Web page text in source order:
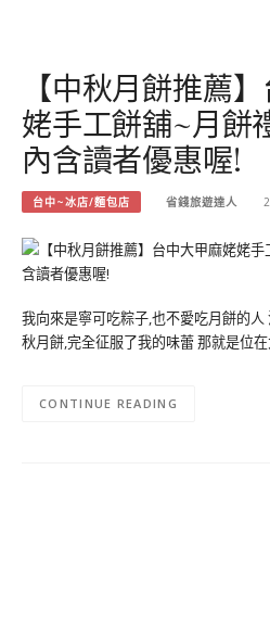
【中秋月餅推薦
姥手工餅舖~月餅
內含讀者優惠喔!
台中~冰店/麵包店 省錢旅遊達人
我向來是寧可吃粽子,也不愛吃月餅的
秋月餅,完全征服了我的味蕾 那就是位
CONTINUE READING